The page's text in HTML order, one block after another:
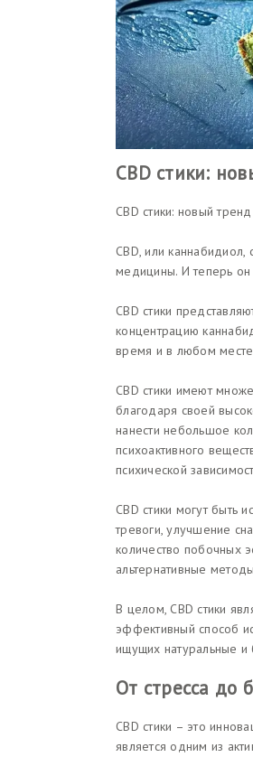
CBD стики:
CBD стики: новый
CBD, или
медицины. И теперь он
CBD стики
концентрацию
время и в любом
CBD стики имеют
благодаря своей
нанести небольшое
психоактивного
психической
CBD стики могут быть
тревоги, улучшение
количество побочных
альтернативные
В целом, CBD стики
эффективный способ
ищущих натуральные и
От стресса до
CBD стики – это
является одним из